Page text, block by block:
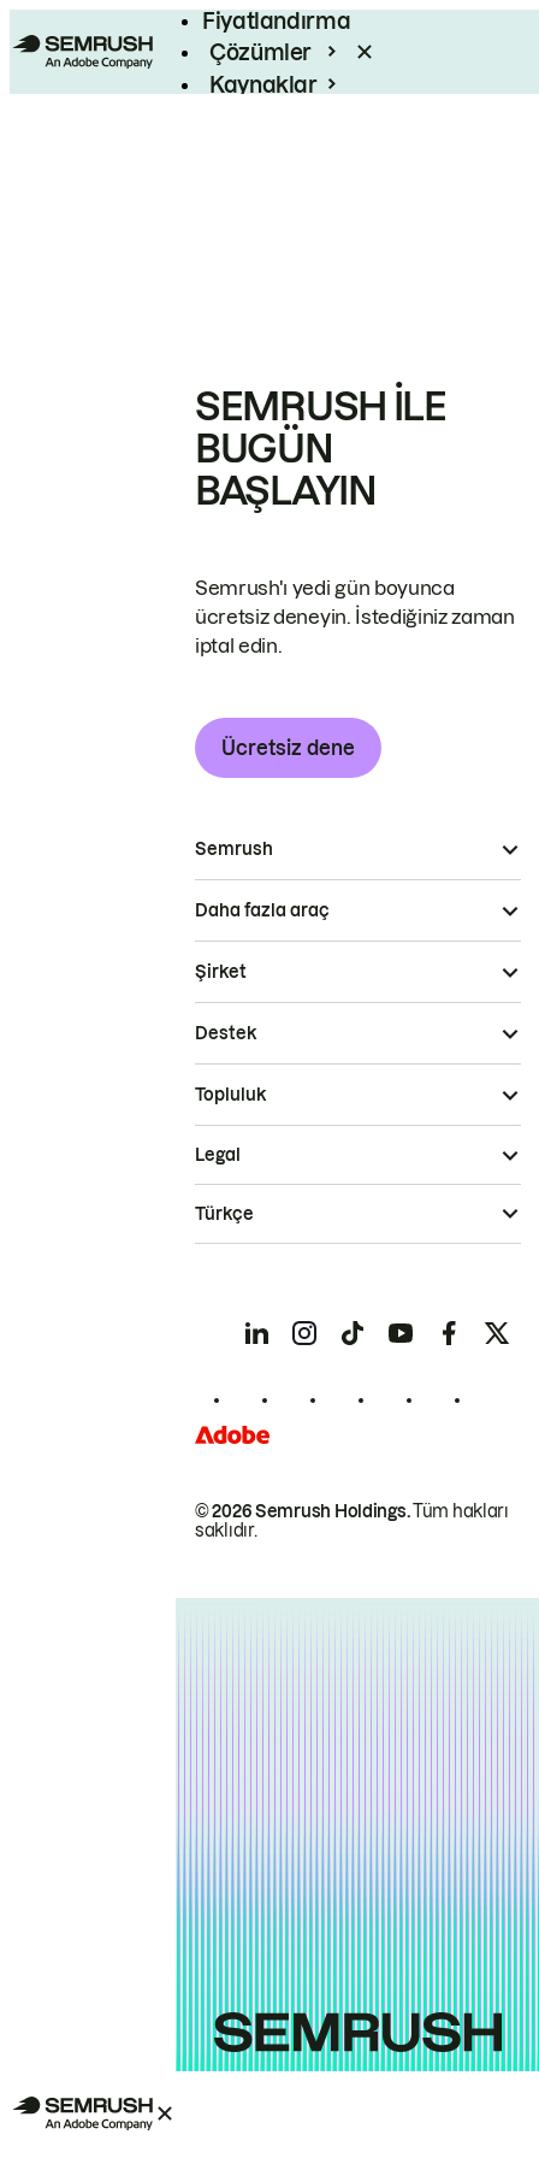
Fiyatlandırma
Çözümler
Kaynaklar
SEMRUSH ILE
BUGÜN
BAŞLAYIN
Semrush'ı yedi gün boyunca
ücretsiz deneyin. İstediğiniz zaman
iptal edin.
Ücretsiz dene
Semrush
Daha fazla araç
Şirket
Destek
Topluluk
© 2026 Semrush Holdings.Tüm hakları
saklıdır.
Legal
Türkçe